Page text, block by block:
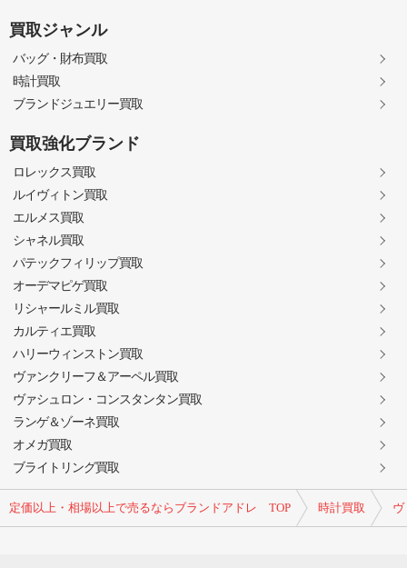
定価以上・相場以上で売るならブランドアドレ TOP 時計買取
買取ジャンル
バッグ・財布買取
時計買取
ブランドジュエリー買取
買取強化ブランド
ロレックス買取
ルイヴィトン買取
エルメス買取
シャネル買取
パテックフィリップ買取
オーデマピゲ買取
リシャールミル買取
カルティエ買取
ハリーウィンストン買取
ヴァンクリーフ＆アーペル買取
ヴァシュロン・コンスタンタン買取
ランゲ＆ゾーネ買取
オメガ買取
ブライトリング買取